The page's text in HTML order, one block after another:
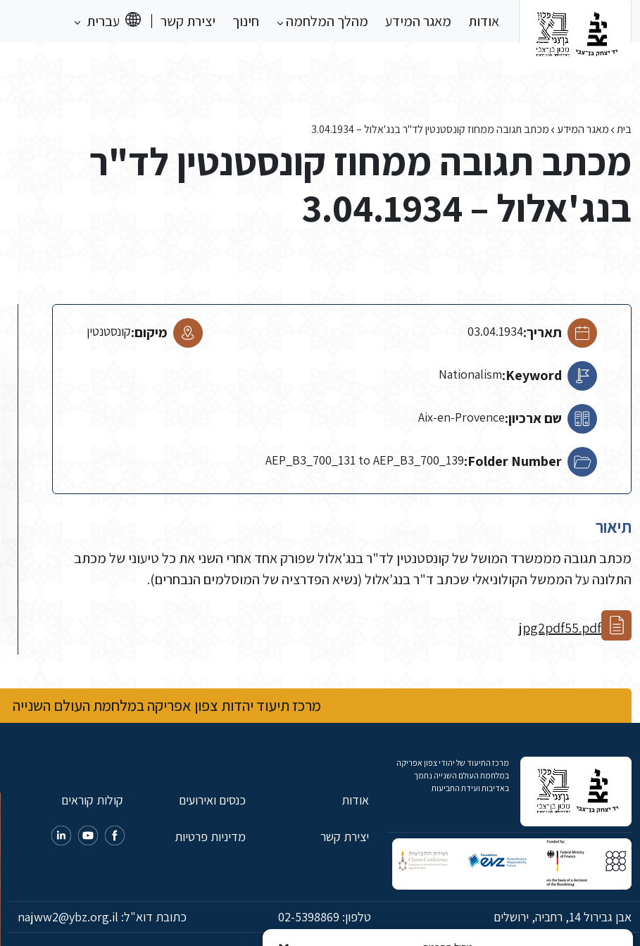
אודות מאגר המידע מהלך המלחמה חינוך יצירת קשר עברית
בית מאגר המידע מכתב תגובה ממחוז קונסטנטין לד"ר בנג'אלול – 3.04.1934
מכתב תגובה ממחוז קונסטנטין לד"ר
בנג'אלול – 3.04.1934
תאריך:03.04.1934 מיקום:קונסטנטין
Keyword:
Nationalism
שם ארכיון:Aix-en-Provence
Folder Number:
AEP_B3_700_131 to AEP_B3_700_139
תיאור
מכתב תגובה מממשרד המושל של קונסטנטין לד"ר בנג'אלול שפורק אחד אחרי השני את כל טיעוני של מכתב
התלונה על הממשל הקולוניאלי שכתב ד"ר בנג'אלול (נשיא הפדרציה של המוסלמים הנבחרים).
jpg2pdf55.pdf
מרכז תיעוד יהדות צפון אפריקה במלחמת העולם השנייה
מרכז התיעוד של יהודי צפון אפריקה
במלחמת העולם השנייה נתמך
באדיבות ועידת התביעות
אודות כנסים ואירועים קולות קוראים
יצירת קשר מדיניות פרטיות
אבן גבירול 14, רחביה, ירושלים טלפון: 02-5398869 כתובת דוא"ל: najww2@ybz.org.il